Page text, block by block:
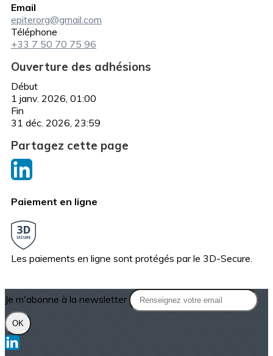
Email
epiterorg@gmail.com
Téléphone
+33 7 50 70 75 96
Ouverture des adhésions
Début
1 janv. 2026, 01:00
Fin
31 déc. 2026, 23:59
Partagez cette page
Paiement en ligne
Les paiements en ligne sont protégés par le 3D-Secure.
Je m'abonne à la newsletter
OK